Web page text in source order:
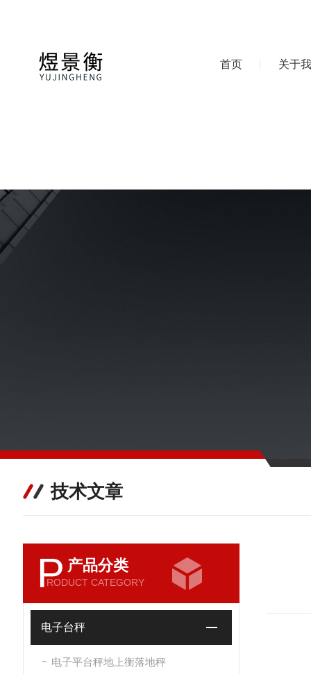
首页 关于
技术文章
P 产品分类
RODUCT CATEGORY
电子台秤
电子平台秤地上衡落地秤